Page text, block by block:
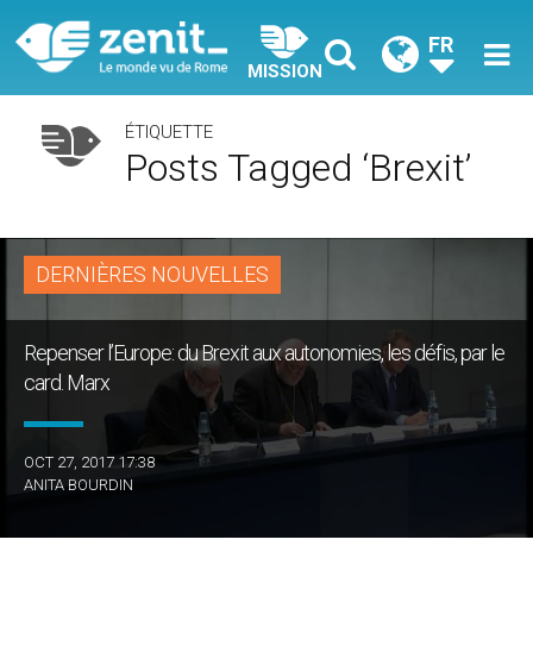
MISSION
FR
ÉTIQUETTE
Posts Tagged ‘Brexit’
DERNIÈRES NOUVELLES
Repenser l’Europe: du Brexit aux autonomies, les défis, par le
card. Marx
OCT 27, 2017 17:38
ANITA BOURDIN